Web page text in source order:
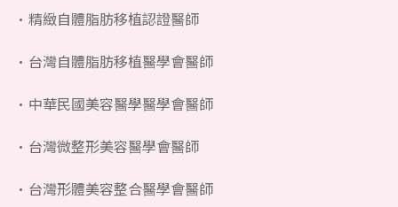
精緻自體脂肪移植認證醫師
台灣自體脂肪移植醫學會醫師
中華民國美容醫學醫學會醫師
台灣微整形美容醫學會醫師
台灣形體美容整合醫學會醫師